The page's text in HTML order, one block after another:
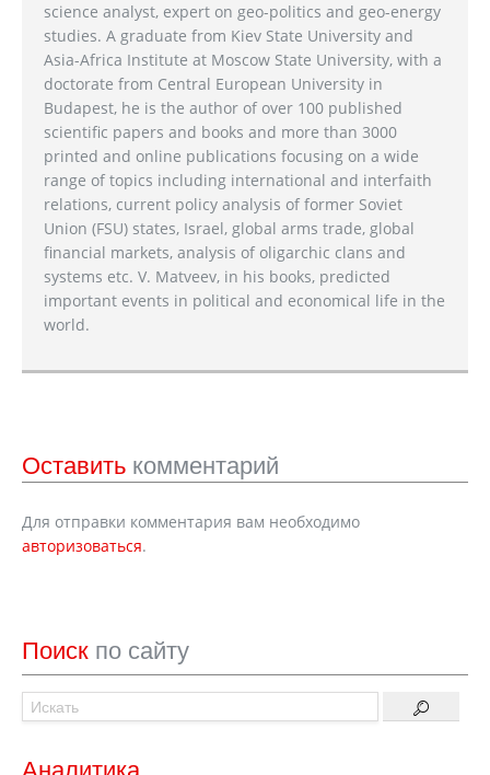
science analyst, expert on geo-politics and geo-energy
studies. A graduate from Kiev State University and
Asia-Africa Institute at Moscow State University, with a
doctorate from Central European University in
Budapest, he is the author of over 100 published
scientific papers and books and more than 3000
printed and online publications focusing on a wide
range of topics including international and interfaith
relations, current policy analysis of former Soviet
Union (FSU) states, Israel, global arms trade, global
financial markets, analysis of oligarchic clans and
systems etc. V. Matveev, in his books, predicted
important events in political and economical life in the
world.
Оставить комментарий
Для отправки комментария вам необходимо
авторизоваться.
Поиск по сайту